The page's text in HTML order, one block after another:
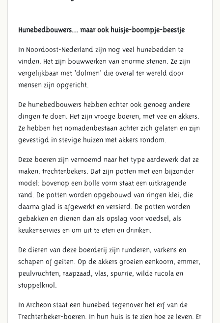
Hunebedbouwers… maar ook huisje-boompje-beestje
In Noordoost-Nederland zijn nog veel hunebedden te
vinden. Het zijn bouwwerken van enorme stenen. Ze zijn
vergelijkbaar met ‘dolmen’ die overal ter wereld door
mensen zijn opgericht.
De hunebedbouwers hebben echter ook genoeg andere
dingen te doen. Het zijn vroege boeren, met vee en akkers.
Ze hebben het nomadenbestaan achter zich gelaten en zijn
gevestigd in stevige huizen met akkers rondom.
Deze boeren zijn vernoemd naar het type aardewerk dat ze
maken: trechterbekers. Dat zijn potten met een bijzonder
model: bovenop een bolle vorm staat een uitkragende
rand. De potten worden opgebouwd van ringen klei, die
daarna glad is afgewerkt en versierd. De potten worden
gebakken en dienen dan als opslag voor voedsel, als
keukenservies en om uit te eten en drinken.
De dieren van deze boerderij zijn runderen, varkens en
schapen of geiten. Op de akkers groeien eenkoorn, emmer,
peulvruchten, raapzaad, vlas, spurrie, wilde rucola en
stoppelknol.
In Archeon staat een hunebed tegenover het erf van de
Trechterbeker-boeren. In hun huis is te zien hoe ze leven. Er